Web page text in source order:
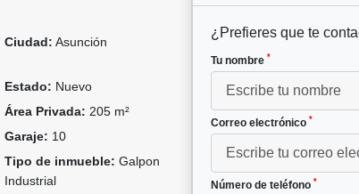
Ciudad: Asunción
Estado: Nuevo
Área Privada: 205 m²
Garaje: 10
Tipo de inmueble: Galpon
Industrial
¿Prefieres que te
Tu nombre *
Correo electrónico *
Número de teléfono *